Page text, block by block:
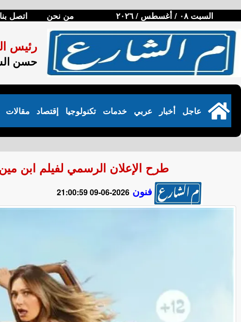
السبت ٠٨ / أغسطس / ٢٠٢٦ من نحن اتصل بنا
رئيس
حسن
مقالات إقتصاد تكنولوجيا خدمات عربي أخبار عاجل
طرح الإعلان الرسمي لفيلم ابن
فنون 2026-06-09 21:00:59